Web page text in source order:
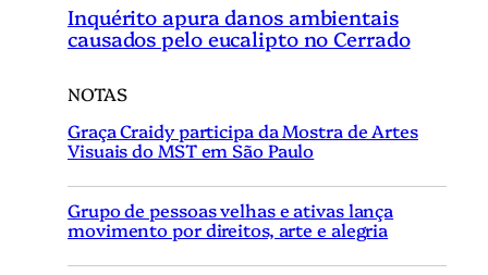
Inquérito apura danos ambientais
causados pelo eucalipto no Cerrado
NOTAS
Graça Craidy participa da Mostra de Artes
Visuais do MST em São Paulo
Grupo de pessoas velhas e ativas lança
movimento por direitos, arte e alegria